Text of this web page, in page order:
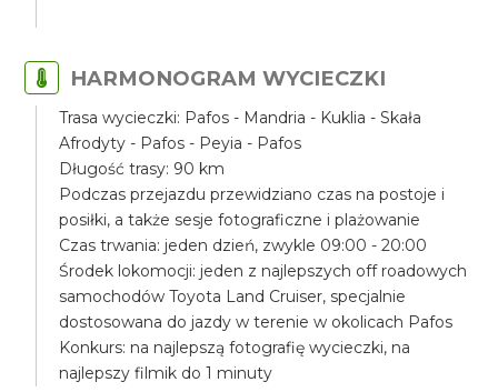
HARMONOGRAM WYCIECZKI
Trasa wycieczki: Pafos - Mandria - Kuklia - Skała
Afrodyty - Pafos - Peyia - Pafos
Długość trasy: 90 km
Podczas przejazdu przewidziano czas na postoje i
posiłki, a także sesje fotograficzne i plażowanie
Czas trwania: jeden dzień, zwykle 09:00 - 20:00
Środek lokomocji: jeden z najlepszych off roadowych
samochodów Toyota Land Cruiser, specjalnie
dostosowana do jazdy w terenie w okolicach Pafos
Konkurs: na najlepszą fotografię wycieczki, na
najlepszy filmik do 1 minuty